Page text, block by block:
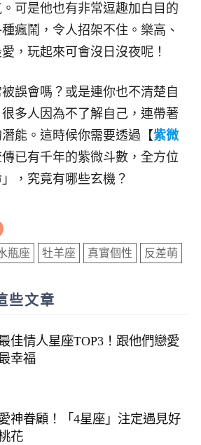
可是他也有非常逗趣加白目的
瘋鬧，令人招架不住。樂高、
，玩起來可會沒日沒夜呢！
誤會嗎？或是連你也不清楚自
多人因為不了解自己，連帶著
能。這時候你需要透過【紫微
已有千年的紫微斗數，全方位
，究竟有哪些玄機？
瓶座 牡羊座 真實個性
反差萌
些文章
佳情人星座TOP3！跟他們戀愛
幸福
神眷顧！「4星座」注定遇見好
花